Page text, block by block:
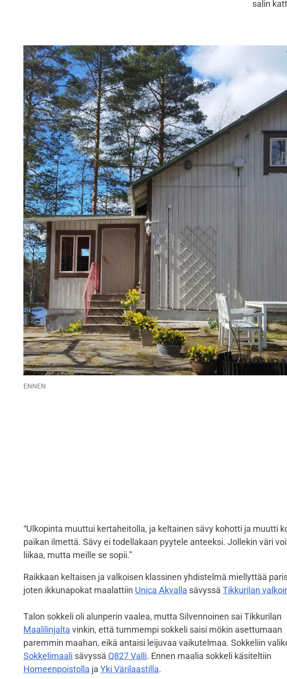
salin
ENNEN
“Ulkopinta muuttui kertaheitolla, ja keltainen sävy kohotti ja muutti
paikan ilmettä. Sävy ei todellakaan pyytele anteeksi. Jollekin väri
liikaa, mutta meille se sopii.”
Raikkaan keltaisen ja valkoisen klassinen yhdistelmä miellyttää
joten ikkunapokat maalattiin Unica Akvalla sävyssä Tikkurilan
Talon sokkeli oli alunperin vaalea, mutta Silvennoinen sai Tikkurilan
Maalilinjalta vinkin, että tummempi sokkeli saisi mökin asettumaan
paremmin maahan, eikä antaisi leijuvaa vaikutelmaa. Sokkeliin
Sokkelimaali sävyssä Q827 Valli. Ennen maalia sokkeli käsiteltiin
Homeenpoistolla ja Yki Värilaastilla.